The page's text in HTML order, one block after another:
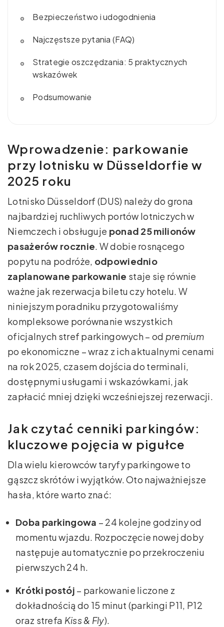
Bezpieczeństwo i udogodnienia
Najczęstsze pytania (FAQ)
Strategie oszczędzania: 5 praktycznych
wskazówek
Podsumowanie
Wprowadzenie: parkowanie
przy lotnisku w Düsseldorfie w
2025 roku
Lotnisko Düsseldorf (DUS) należy do grona
najbardziej ruchliwych portów lotniczych w
Niemczech i obsługuje ponad 25 milionów
pasażerów rocznie. W dobie rosnącego
popytu na podróże, odpowiednio
zaplanowane parkowanie staje się równie
ważne jak rezerwacja biletu czy hotelu. W
niniejszym poradniku przygotowaliśmy
kompleksowe porównanie wszystkich
oficjalnych stref parkingowych – od premium
po ekonomiczne – wraz z ich aktualnymi cenami
na rok 2025, czasem dojścia do terminali,
dostępnymi usługami i wskazówkami, jak
zapłacić mniej dzięki wcześniejszej rezerwacji.
Jak czytać cenniki parkingów:
kluczowe pojęcia w pigułce
Dla wielu kierowców taryfy parkingowe to
gąszcz skrótów i wyjątków. Oto najważniejsze
hasła, które warto znać:
Doba parkingowa – 24 kolejne godziny od
momentu wjazdu. Rozpoczęcie nowej doby
następuje automatycznie po przekroczeniu
pierwszych 24 h.
Krótki postój – parkowanie liczone z
dokładnością do 15 minut (parkingi P11, P12
oraz strefa Kiss & Fly).